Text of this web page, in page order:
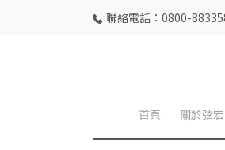
聯絡電話：0800-
首頁 關於弦